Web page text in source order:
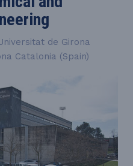
de Girona
Catalonia (Spain)